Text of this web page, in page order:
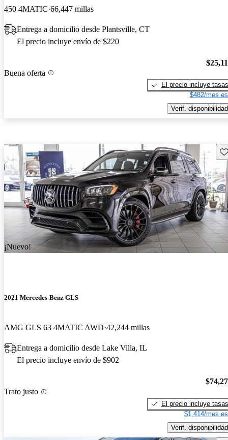
450 4MATIC 66,447 millas
Entrega a domicilio desde Plantsville, CT
El precio incluye envío de $220
Buena oferta
El precio incluye tasas
$482/mes
Verif. disponibilidad
¡Nuevo!
2021 Mercedes-Benz GLS
AMG GLS 63 4MATIC AWD 42,244 millas
Entrega a domicilio desde Lake Villa, IL
El precio incluye envío de $902
Trato justo
El precio incluye tasas
$1,414/mes
Verif. disponibilidad